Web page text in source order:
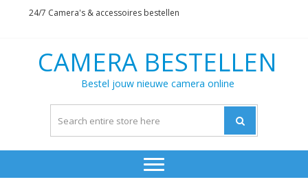
24/7 Camera's & accessoires bestellen
CAMERA BESTELLEN
Bestel jouw nieuwe camera online